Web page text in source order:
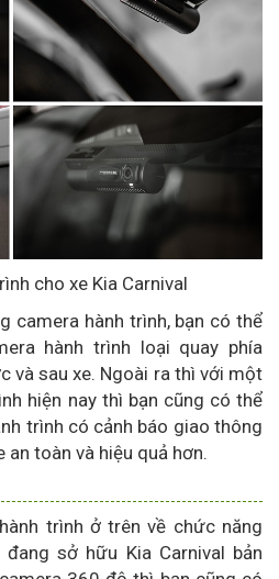
cho xe Kia Carnival
camera hành trình, bạn có thể
hành trình loại quay phía
và sau xe. Ngoài ra thì với một
hiện nay thì bạn cũng có thể
trình có cảnh báo giao thông
toàn và hiệu quả hơn.
trình ở trên về chức năng
sở hữu Kia Carnival bản